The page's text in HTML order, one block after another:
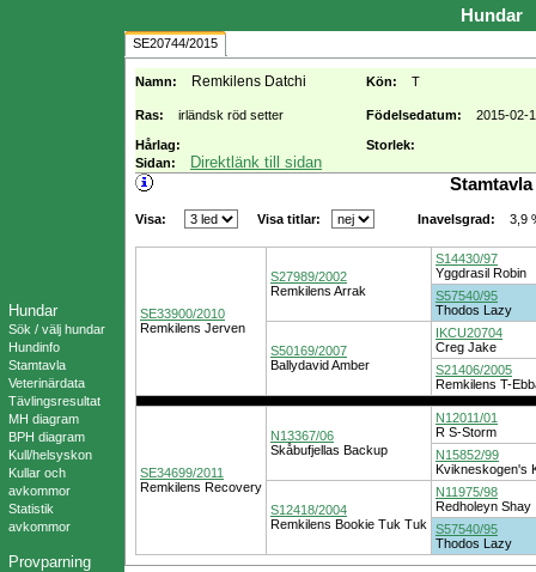
Hundar
Sök / välj hundar
Hundinfo
Stamtavla
Veterinärdata
Tävlingsresultat
MH diagram
BPH diagram
Kull/helsyskon
Kullar och
avkommor
Statistik
avkommor
Provparning
Hundar
SE20744/2015
Namn: Remkilens Datchi Kön: T
Ras: irländsk röd setter Födelsedatum: 2015-02-
Hårlag:
Storlek:
Sidan:
Direktlänk till sidan
Stamtavla
Visa: Visa titlar: Inavelsgrad: 3,9
SE33900/2010
Remkilens Jerven
S27989/2002
Remkilens Arrak
S14430/97
Yggdrasil Robin
S57540/95
Thodos Lazy
S50169/2007
Ballydavid Amber
IKCU20704
Creg Jake
S21406/2005
Remkilens T-
SE34699/2011
Remkilens Recovery
N13367/06
Skåbufjellas Backup
N12011/01
R S-Storm
N15852/99
Kvikneskogen's
S12418/2004
Remkilens Bookie Tuk Tuk
N11975/98
Redholeyn Shay
S57540/95
Thodos Lazy